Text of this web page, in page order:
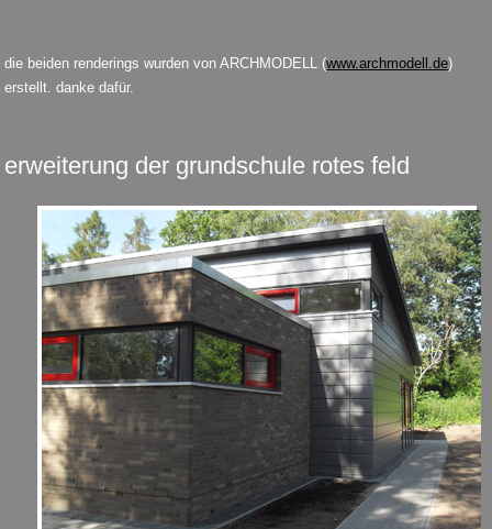
die beiden renderings wurden von ARCHMODELL (www.archmodell.de)
erstellt. danke dafür.
erweiterung der grundschule rotes feld